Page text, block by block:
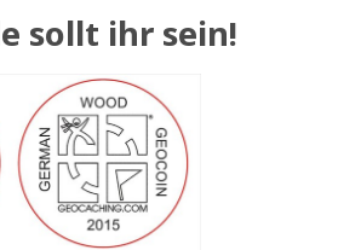
sollt ihr sein!